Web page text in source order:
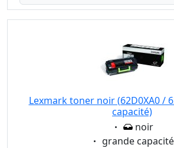
Lexmark toner noir (62D0XA0 /
capacité)
Eigenschaft:
noir
Eigenschaft:
grande capacité